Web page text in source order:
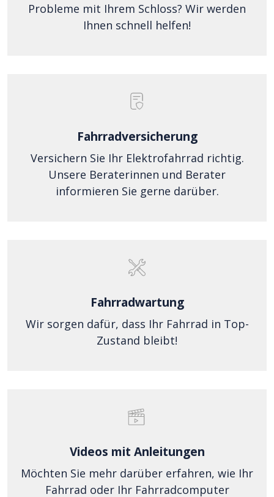
Probleme mit Ihrem Schloss? Wir werden
Ihnen schnell helfen!
Fahrradversicherung
Versichern Sie Ihr Elektrofahrrad richtig.
Unsere Beraterinnen und Berater
informieren Sie gerne darüber.
Fahrradwartung
Wir sorgen dafür, dass Ihr Fahrrad in Top-
Zustand bleibt!
Videos mit Anleitungen
Möchten Sie mehr darüber erfahren, wie Ihr
Fahrrad oder Ihr Fahrradcomputer